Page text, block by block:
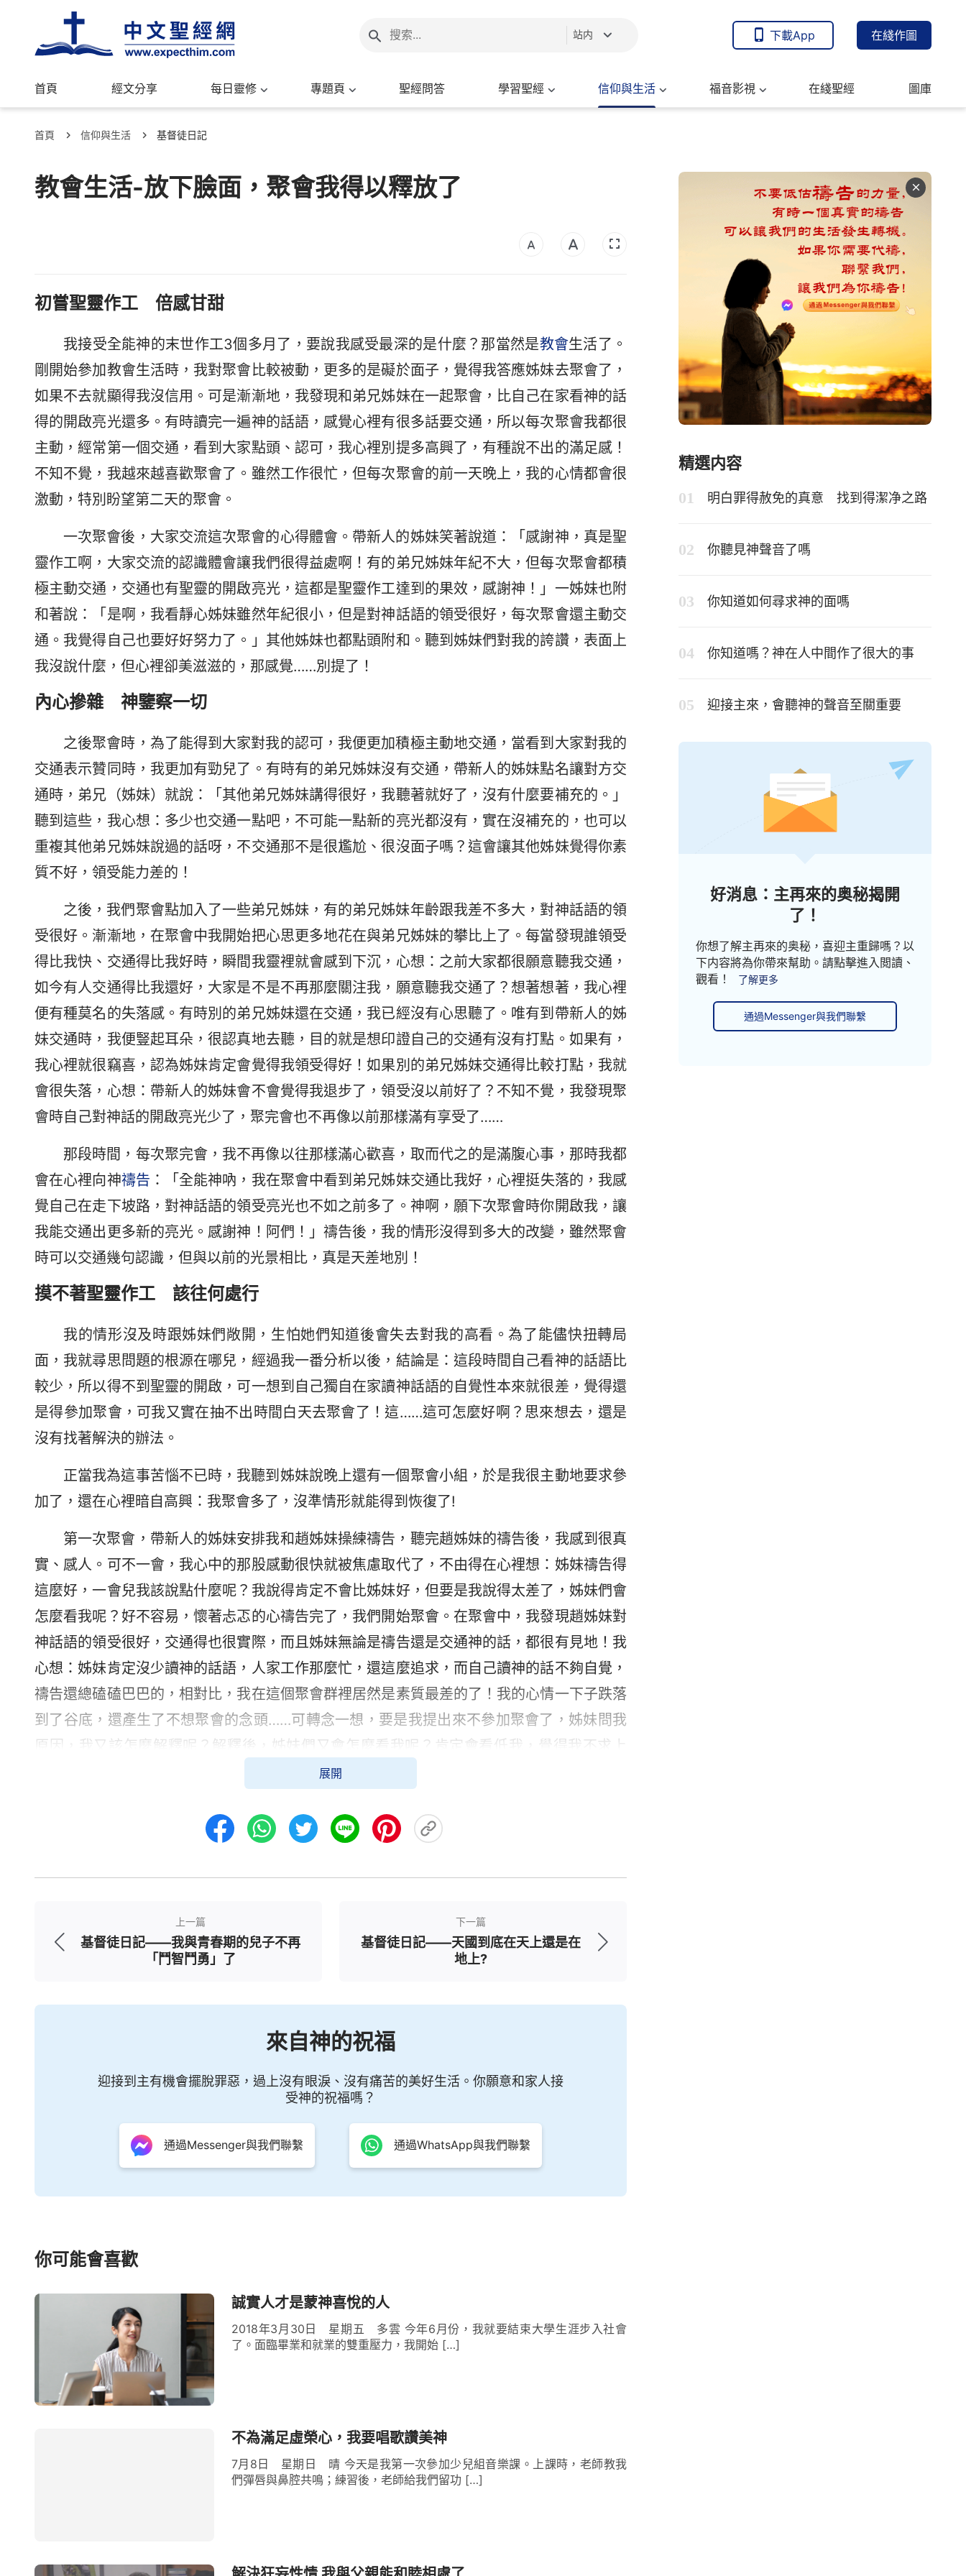
站内 下載App 在綫作圖
首頁 經文分享 每日靈修 專題頁 聖經問答 學習聖經 信仰與生活 福音影視 在綫聖經 圖庫
首頁 信仰與生活 基督徒日記
教會生活-放下臉面，聚會我得以釋放了
初嘗聖靈作工 倍感甘甜
我接受全能神的末世作工3個多月了，要說我感受最深的是什麼？那當然是教會生活了。
剛開始參加教會生活時，我對聚會比較被動，更多的是礙於面子，覺得我答應姊妹去聚會了，
如果不去就顯得我沒信用。可是漸漸地，我發現和弟兄姊妹在一起聚會，比自己在家看神的話
得的開啟亮光還多。有時讀完一遍神的話語，感覺心裡有很多話要交通，所以每次聚會我都很
主動，經常第一個交通，看到大家點頭、認可，我心裡別提多高興了，有種說不出的滿足感！
不知不覺，我越來越喜歡聚會了。雖然工作很忙，但每次聚會的前一天晚上，我的心情都會很
激動，特別盼望第二天的聚會。
一次聚會後，大家交流這次聚會的心得體會。帶新人的姊妹笑著說道：「感謝神，真是聖
靈作工啊，大家交流的認識體會讓我們很得益處啊！有的弟兄姊妹年紀不大，但每次聚會都積
極主動交通，交通也有聖靈的開啟亮光，這都是聖靈作工達到的果效，感謝神！」一姊妹也附
和著說：「是啊，我看靜心姊妹雖然年紀很小，但是對神話語的領受很好，每次聚會還主動交
通。我覺得自己也要好好努力了。」其他姊妹也都點頭附和。聽到姊妹們對我的誇讚，表面上
我沒說什麼，但心裡卻美滋滋的，那感覺……別提了！
內心摻雜 神鑒察一切
之後聚會時，為了能得到大家對我的認可，我便更加積極主動地交通，當看到大家對我的
交通表示贊同時，我更加有勁兒了。有時有的弟兄姊妹沒有交通，帶新人的姊妹點名讓對方交
通時，弟兄（姊妹）就說：「其他弟兄姊妹講得很好，我聽著就好了，沒有什麼要補充的。」
聽到這些，我心想：多少也交通一點吧，不可能一點新的亮光都沒有，實在沒補充的，也可以
重複其他弟兄姊妹說過的話呀，不交通那不是很尷尬、很沒面子嗎？這會讓其他姊妹覺得你素
質不好，領受能力差的！
之後，我們聚會點加入了一些弟兄姊妹，有的弟兄姊妹年齡跟我差不多大，對神話語的領
受很好。漸漸地，在聚會中我開始把心思更多地花在與弟兄姊妹的攀比上了。每當發現誰領受
得比我快、交通得比我好時，瞬間我靈裡就會感到下沉，心想：之前大家都很願意聽我交通，
如今有人交通得比我還好，大家是不是不再那麼關注我，願意聽我交通了？想著想著，我心裡
便有種莫名的失落感。有時別的弟兄姊妹還在交通，我已經沒有心思聽了。唯有到帶新人的姊
妹交通時，我便豎起耳朵，很認真地去聽，目的就是想印證自己的交通有沒有打點。如果有，
我心裡就很竊喜，認為姊妹肯定會覺得我領受得好！如果別的弟兄姊妹交通得比較打點，我就
會很失落，心想：帶新人的姊妹會不會覺得我退步了，領受沒以前好了？不知不覺，我發現聚
會時自己對神話的開啟亮光少了，聚完會也不再像以前那樣滿有享受了……
那段時間，每次聚完會，我不再像以往那樣滿心歡喜，取而代之的是滿腹心事，那時我都
會在心裡向神禱告 ：「全能神吶，我在聚會中看到弟兄姊妹交通比我好，心裡挺失落的，我感
覺自己在走下坡路，對神話語的領受亮光也不如之前多了。神啊，願下次聚會時你開啟我，讓
我能交通出更多新的亮光。感謝神！阿們！」禱告後，我的情形沒得到多大的改變，雖然聚會
時可以交通幾句認識，但與以前的光景相比，真是天差地別！
摸不著聖靈作工 該往何處行
我的情形沒及時跟姊妹們敞開，生怕她們知道後會失去對我的高看。為了能儘快扭轉局
面，我就尋思問題的根源在哪兒，經過我一番分析以後，結論是：這段時間自己看神的話語比
較少，所以得不到聖靈的開啟，可一想到自己獨自在家讀神話語的自覺性本來就很差，覺得還
是得參加聚會，可我又實在抽不出時間白天去聚會了！這……這可怎麼好啊？思來想去，還是
沒有找著解決的辦法。
正當我為這事苦惱不已時，我聽到姊妹說晚上還有一個聚會小組，於是我很主動地要求參
加了，還在心裡暗自高興：我聚會多了，沒準情形就能得到恢復了!
第一次聚會，帶新人的姊妹安排我和趙姊妹操練禱告，聽完趙姊妹的禱告後，我感到很真
實、感人。可不一會，我心中的那股感動很快就被焦慮取代了，不由得在心裡想：姊妹禱告得
這麼好，一會兒我該說點什麼呢？我說得肯定不會比姊妹好，但要是我說得太差了，姊妹們會
怎麼看我呢？好不容易，懷著忐忑的心禱告完了，我們開始聚會。在聚會中，我發現趙姊妹對
神話語的領受很好，交通得也很實際，而且姊妹無論是禱告還是交通神的話，都很有見地！我
心想：姊妹肯定沒少讀神的話語，人家工作那麼忙，還這麼追求，而自己讀神的話不夠自覺，
禱告還總磕磕巴巴的，相對比，我在這個聚會群裡居然是素質最差的了！我的心情一下子跌落
到了谷底，還產生了不想聚會的念頭……可轉念一想，要是我提出來不參加聚會了，姊妹問我
原因，我又該怎麼解釋呢？解釋後，姊妹們又會怎麼看我呢？肯定會看低我，覺得我不求上
了交通比別人好，每次聚會，我都會聚精會神地揣摩神的話語，只要有點認識就趕緊記下來，
鬆了一點：終於能多交通出一點了，現在我不是最差的了。可這樣實行一兩週後，我發現聚會
交通的內容我沒什麼印象，弟兄姊妹分享的內容我更不知道，我不禁又開始擔心起來：萬一哪
天姊妹問我最近一段時間都收穫什麼了，我啞口無言，那會多尷尬啊！聚會多了反而不如之前
主人公看到其他姊妹生命長進快並得到弟兄姊妹們的高看、誇獎，自己得不到別人讚賞時，她
便心生嫉妒，並在聚會中與姊妹比試高低，當我看到主人公為了在聚會中能夠交通出更多的亮
光，絞盡腦汁地看神的話、記筆記時，我感到姊妹的表現跟我的經歷很像。當看到主人公打電
話問另一個姊妹：「當聽到別的姊妹交通得比較好時，你會不會有別的想法啊？」另一頭的姊
妹說：「不會啊，這樣我還得的更多，我很開心啊。」姊妹的回答讓我很受觸動，當看到其他
到失落，我和視頻中姊妹的情形如此相似，這讓我越來越想往下看，想知道姊妹後面是怎麼經
展開
上一篇
基督徒日記——我與青春期的兒子不再
「鬥智鬥勇」了
下一篇
基督徒日記——天國到底在天上還是在
地上?
來自神的祝福
迎接到主有機會擺脫罪惡，過上沒有眼淚、沒有痛苦的美好生活。你願意和家人接
受神的祝福嗎？
通過Messenger與我們聯繫 通過WhatsApp與我們聯繫
你可能會喜歡
誠實人才是蒙神喜悅的人
2018年3月30日 星期五 多雲 今年6月份，我就要結束大學生涯步入社會
了。面臨畢業和就業的雙重壓力，我開始 […]
不為滿足虛榮心，我要唱歌讚美神
7月8日 星期日 晴 今天是我第一次參加少兒組音樂課。上課時，老師教我
們彈唇與鼻腔共鳴；練習後，老師給我們留功 […]
精選内容
明白罪得赦免的真意 找到得潔净之路
你聽見神聲音了嗎
你知道如何尋求神的面嗎
你知道嗎？神在人中間作了很大的事
迎接主來，會聽神的聲音至關重要
好消息：主再來的奥秘揭開
了！
你想了解主再來的奥秘，喜迎主重歸嗎？以
下内容將為你帶來幫助。請點擊進入閲讀、
觀看！
了解更多
通過Messenger與我們聯繫